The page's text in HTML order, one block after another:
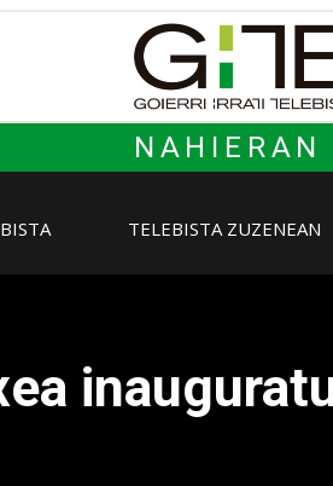
NAHIERAN
TELEBISTA ZUZENEAN